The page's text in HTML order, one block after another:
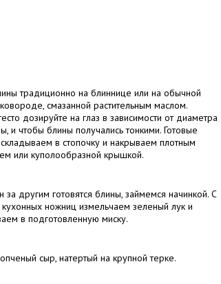
традиционно на блиннице или на обычной
смазанной растительным маслом.
дозируйте на глаз в зависимости от диаметра
и чтобы блины получались тонкими. Готовые
в стопочку и накрываем плотным
или куполообразной крышкой.
за другим готовятся блины, займемся начинкой. С
ножниц измельчаем зеленый лук и
в подготовленную миску.
сыр, натертый на крупной терке.